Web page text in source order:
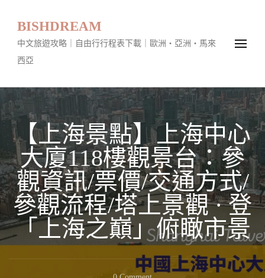
BISHDREAM
中文旅遊攻略｜自由行行程表下載｜歐洲・亞洲・馬來
西亞
【上海景點】上海中心
大廈118樓觀景台：參
觀資訊/票價/交通方式/
參觀流程/塔上景觀 · 登
「上海之巔」俯瞰市景